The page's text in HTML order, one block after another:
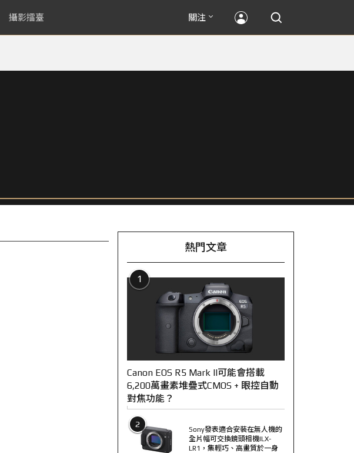
攝影擂臺 關注
熱門文章
1
Canon EOS R5 Mark II可能會搭載
6,200萬畫素堆疊式CMOS + 眼控自動
對焦功能？
2
Sony發表適合安裝在無人機的
全片幅可交換鏡頭相機ILX-
LR1，集輕巧、高畫質於一身